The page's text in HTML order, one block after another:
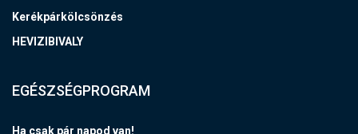
Kerékpárkölcsönzés
HEVIZIBIVALY
EGÉSZSÉGPROGRAM
Ha csak pár napod van!